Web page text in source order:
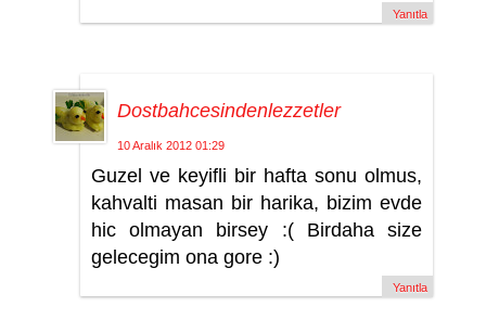
Yanıtla
Dostbahcesindenlezzetler
10 Aralık 2012 01:29
Guzel ve keyifli bir hafta sonu olmus,
kahvalti masan bir harika, bizim evde
hic olmayan birsey :( Birdaha size
gelecegim ona gore :)
Yanıtla